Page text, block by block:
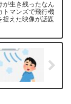
が生き残ったなん
マンズで飛行機
捉えた映像が話題